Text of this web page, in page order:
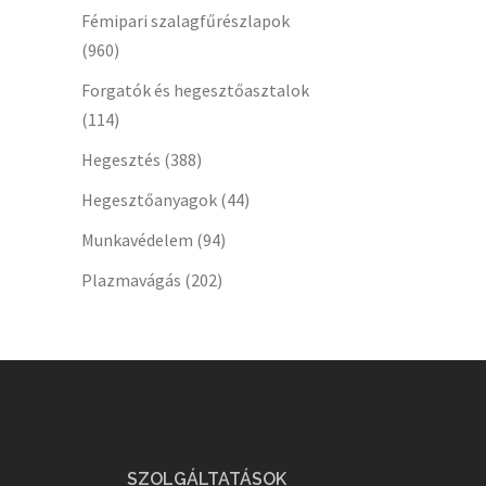
Fémipari szalagfűrészlapok
(960)
Forgatók és hegesztőasztalok
(114)
Hegesztés (388)
Hegesztőanyagok (44)
Munkavédelem (94)
Plazmavágás (202)
SZOLGÁLTATÁSOK